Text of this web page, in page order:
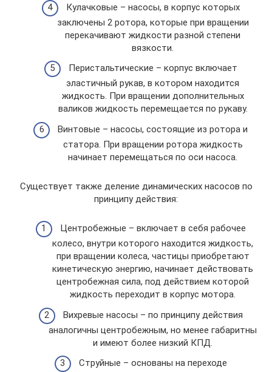
Кулачковые – насосы, в корпус которых
заключены 2 ротора, которые при вращении
перекачивают жидкости разной степени
вязкости.
Перистальтические – корпус включает
эластичный рукав, в котором находится
жидкость. При вращении дополнительных
валиков жидкость перемещается по рукаву.
Винтовые – насосы, состоящие из ротора и
статора. При вращении ротора жидкость
начинает перемещаться по оси насоса.
Существует также деление динамических насосов по
принципу действия:
Центробежные – включает в себя рабочее
колесо, внутри которого находится жидкость,
при вращении колеса, частицы приобретают
кинетическую энергию, начинает действовать
центробежная сила, под действием которой
жидкость переходит в корпус мотора.
Вихревые насосы – по принципу действия
аналогичны центробежным, но менее габаритны
и имеют более низкий КПД.
Струйные – основаны на переходе